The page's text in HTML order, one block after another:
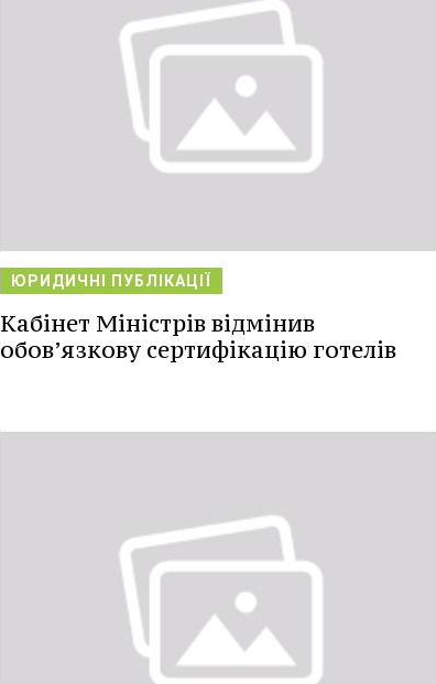
ЮРИДИЧНІ ПУБЛІКАЦІЇ
Кабінет Міністрів відмінив
обов’язкову сертифікацію готелів